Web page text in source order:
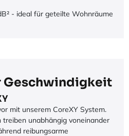
- ideal für geteilte Wohnräume
Geschwindigkeit
mit unserem CoreXY System.
unabhängig voneinander
reibungsarme